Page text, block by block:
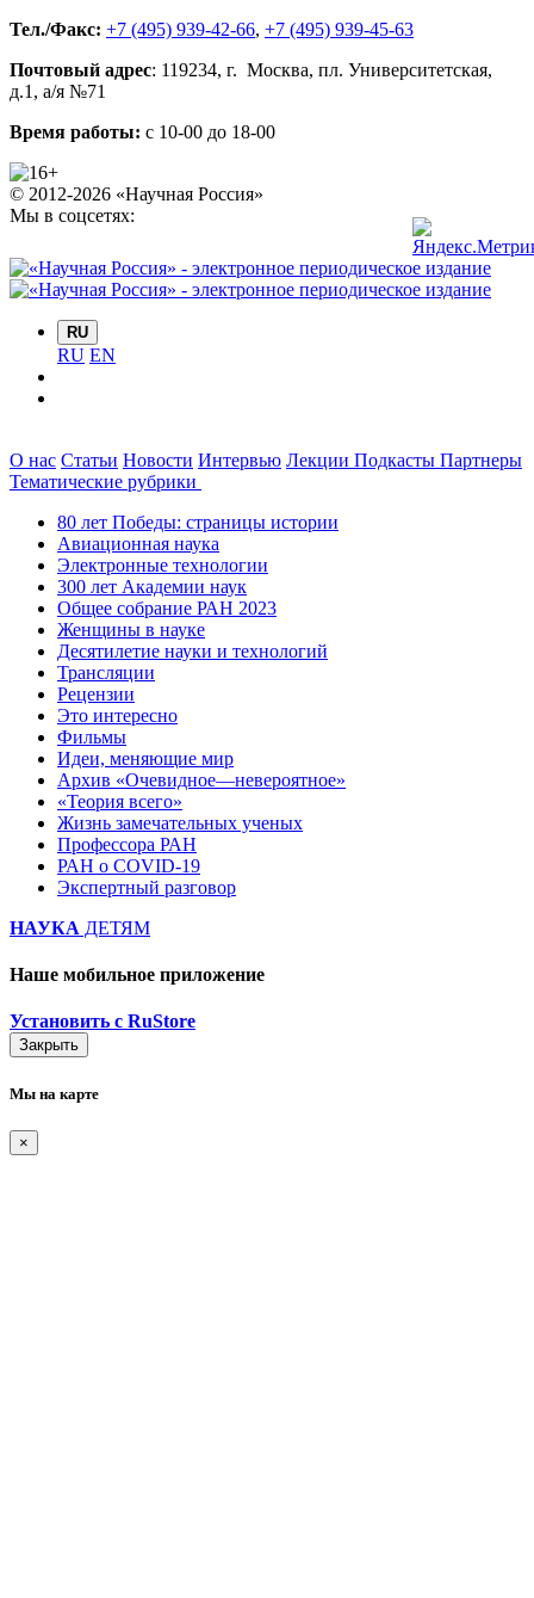
Тел./Факс: +7 (495) 939-42-66, +7 (495) 939-45-63
Почтовый адрес: 119234, г. Москва, пл. Университетская,
д.1 , а/я №71
Время работы: с 10-00 до 18-00
© 2012-2026 «Научная Россия»
Мы в соцсетях:
RU
RU EN
О нас Статьи Новости Интервью Лекции Подкасты Партнеры
Тематические рубрики
80 лет Победы: страницы истории
Авиационная наука
Электронные технологии
300 лет Академии наук
Общее собрание РАН 2023
Женщины в науке
Десятилетие науки и технологий
Трансляции
Рецензии
Это интересно
Фильмы
Идеи, меняющие мир
Архив «Очевидное—невероятное»
«Теория всего»
Жизнь замечательных ученых
Профессора РАН
РАН о COVID-19
Экспертный разговор
НАУКА ДЕТЯМ
Наше мобильное приложение
Установить с RuStore
Закрыть
Мы на карте
×